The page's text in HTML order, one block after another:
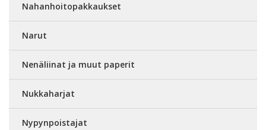
Nahanhoitopakkaukset
Narut
Nenäliinat ja muut paperit
Nukkaharjat
Nypynpoistajat